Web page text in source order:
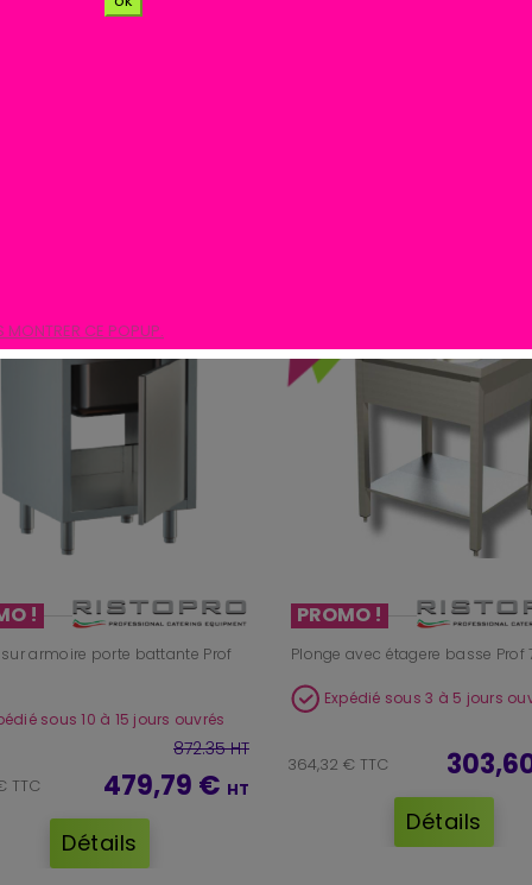
!
sur armoire porte battante Prof
sous 10 à 15 jours ouvrés
TTC
872.35 HT
479,79 € HT
Détails
PROMO !
Plonge avec étagere basse Prof
Expédié sous 3 à 5 jours
364,32 € TTC
Détails
MONTRER CE POPUP.